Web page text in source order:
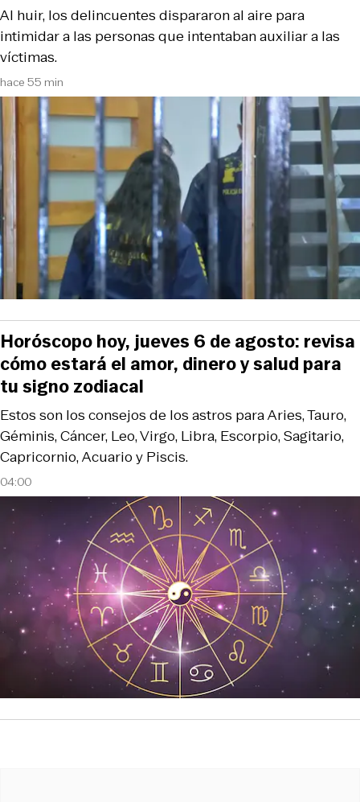
hace 55 min
Al huir, los delincuentes dispararon al aire para
intimidar a las personas que intentaban auxiliar a las
víctimas.
04:00
Estos son los consejos de los astros para Aries, Tauro,
Géminis, Cáncer, Leo, Virgo, Libra, Escorpio, Sagitario,
Capricornio, Acuario y Piscis.
Horóscopo hoy, jueves 6 de agosto: revisa
cómo estará el amor, dinero y salud para
tu signo zodiacal